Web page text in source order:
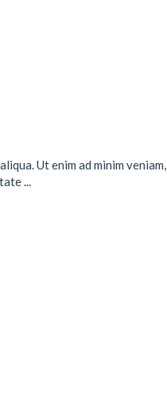
Ut enim ad minim
...